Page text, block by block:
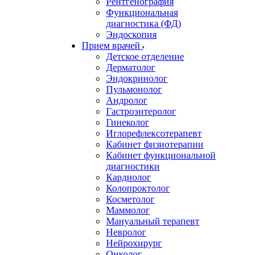
Функциональная
диагностика (ФД)
Эндоскопия
Прием врачей
Детское отделение
Дерматолог
Эндокринолог
Пульмонолог
Андролог
Гастроэнтеролог
Гинеколог
Иглорефлексотерапевт
Кабинет физиотерапии
Кабинет функциональной
диагностики
Кардиолог
Колопроктолог
Косметолог
Маммолог
Мануальный терапевт
Невролог
Нейрохирург